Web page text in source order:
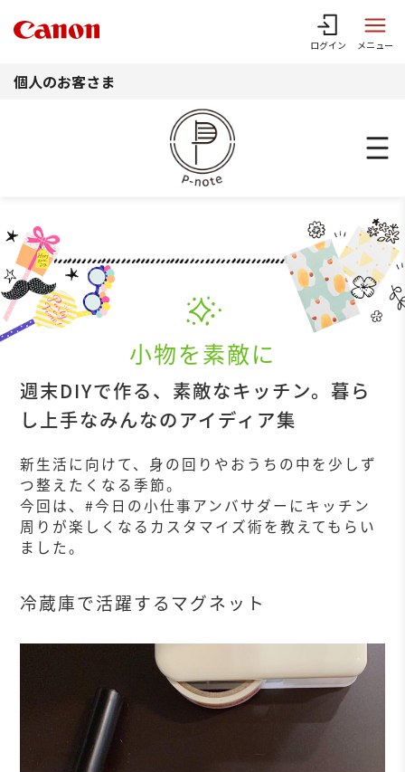
ログイン メニュー
個人のお客さま
小物を素敵に
週末DIYで作る、素敵なキッチン。暮ら
し上手なみんなのアイディア集
新生活に向けて、身の回りやおうちの中を少しず
つ整えたくなる季節。
今回は、#今日の小仕事アンバサダー にキッチン
周りが楽しくなるカスタマイズ術を教えてもらい
ました。
冷蔵庫で活躍するマグネット